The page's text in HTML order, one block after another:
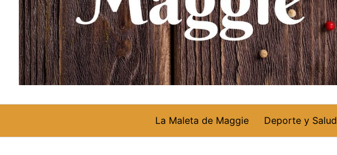
La Maleta de Maggie Deporte y Salud